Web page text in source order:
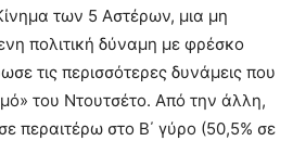
των 5 Αστέρων, μια μη
πολιτική δύναμη με φρέσκο
τις περισσότερες δυνάμεις που
του Ντουτσέτο. Από την άλλη,
περαιτέρω στο Β΄ γύρο (50,5% σε